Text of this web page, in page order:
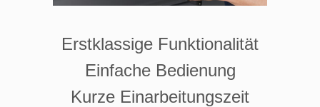
Erstklassige Funktionalität
Einfache Bedienung
Kurze Einarbeitungszeit